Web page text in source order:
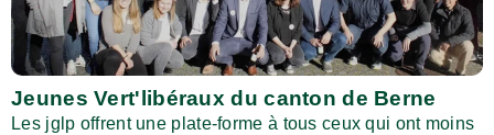
Jeunes Vert'libéraux du canton de Berne
Les jglp offrent une plate-forme à tous ceux qui ont moins